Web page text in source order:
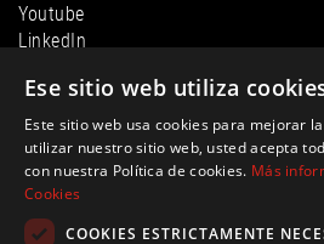
Youtube
LinkedIn
Ese sitio web utiliza
Este sitio web usa cookies para mejorar
utilizar nuestro sitio web, usted acepta
con nuestra Política de cookies. Más
Cookies
COOKIES ESTRICTAMENTE